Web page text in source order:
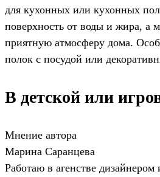
для кухонных или кухонных
поверхность от воды и жира, а
приятную атмосферу дома.
полок с посудой или
В детской или
Мнение автора
Марина Саранцева
Работаю в агенстве дизайнером